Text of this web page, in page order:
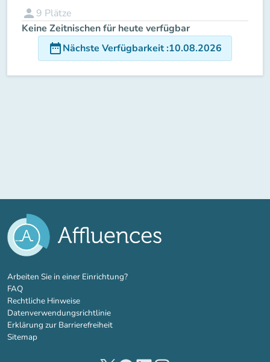
person 9 Plätze
Keine Zeitnischen für heute verfügbar
date_rangeNächste Verfügbarkeit:10.08.2026
Arbeiten Sie in einer Einrichtung?(new tab)
FAQ
Rechtliche Hinweise
Datenverwendungsrichtlinie
Erklärung zur Barrierefreiheit
Sitemap